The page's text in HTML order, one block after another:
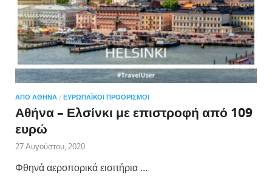
ΑΠΌ ΑΘΉΝΑ / ΕΥΡΩΠΑΪΚΟΊ ΠΡΟΟΡΙΣΜΟΊ
Αθήνα – Ελσίνκι με επιστροφή από 109
ευρώ
27 Αυγούστου, 2020
Φθηνά αεροπορικά εισιτήρια …